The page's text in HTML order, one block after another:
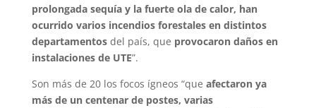
prolongada sequía y la fuerte ola de calor, han
ocurrido varios incendios forestales en distintos
departamentosdel país, que provocaron daños en
instalaciones de UTE”.
Son más de 20 los focos ígneos “que afectaron ya
más de un centenar de postes, varias